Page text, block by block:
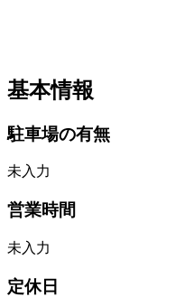
基本情報
駐車場の有無
未入力
営業時間
未入力
定休日